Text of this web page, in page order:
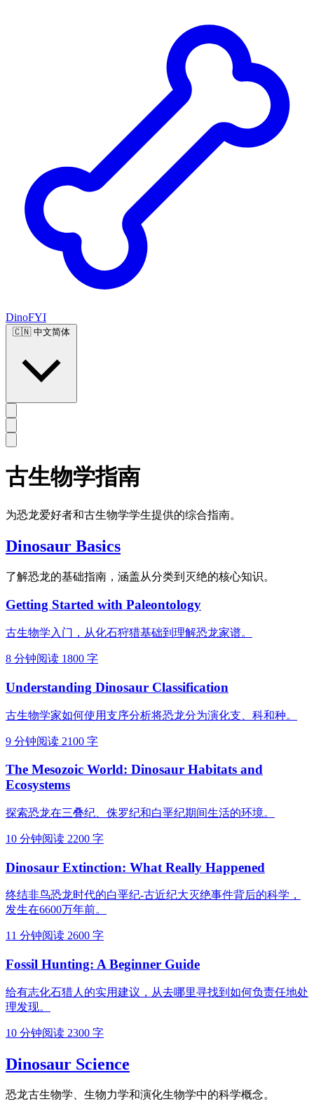
DinoFYI
🇨🇳 中文简体
古生物学指南
为恐龙爱好者和古生物学学生提供的综合指南。
Dinosaur Basics
了解恐龙的基础指南，涵盖从分类到灭绝的核心知识。
Getting Started with Paleontology
古生物学入门，从化石狩猎基础到理解恐龙家谱。
8 分钟阅读 1800 字
Understanding Dinosaur Classification
古生物学家如何使用支序分析将恐龙分为演化支、科和种。
9 分钟阅读 2100 字
The Mesozoic World: Dinosaur Habitats and
Ecosystems
探索恐龙在三叠纪、侏罗纪和白垩纪期间生活的环境。
10 分钟阅读 2200 字
Dinosaur Extinction: What Really Happened
终结非鸟恐龙时代的白垩纪-古近纪大灭绝事件背后的科学，
发生在6600万年前。
11 分钟阅读 2600 字
Fossil Hunting: A Beginner Guide
给有志化石猎人的实用建议，从去哪里寻找到如何负责任地处
理发现。
10 分钟阅读 2300 字
Dinosaur Science
恐龙古生物学、生物力学和演化生物学中的科学概念。